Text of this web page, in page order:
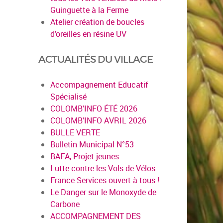
en savoir plus
Guinguette à la Ferme
Atelier création de boucles
d’oreilles en résine UV
ACTUALITÉS DU VILLAGE
Accompagnement Educatif
Spécialisé
COLOMB'INFO ÉTÉ 2026
COLOMB'INFO AVRIL 2026
BULLE VERTE
Bulletin Municipal N°53
BAFA, Projet jeunes
Lutte contre les Vols de Vélos
France Services ouvert à tous !
Le Danger sur le Monoxyde de
Carbone
ACCOMPAGNEMENT DES